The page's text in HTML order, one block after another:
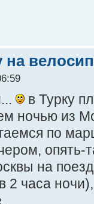
на
в Турку
ночью из
по
опять-
на
2 часа